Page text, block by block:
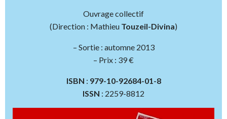
Ouvrage collectif
(Direction : Mathieu Touzeil-Divina)
– Sortie : automne 2013
– Prix : 39 €
ISBN : 979-10-92684-01-8
ISSN : 2259-8812